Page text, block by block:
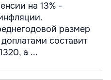
на 13% -
размер
составит
а ...